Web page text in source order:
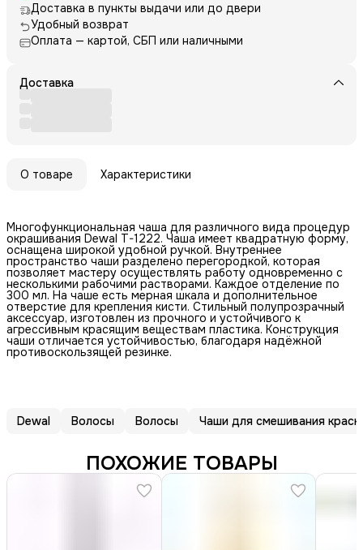
Доставка в пункты выдачи или до двери
Удобный возврат
Оплата — картой, СБП или наличными
Доставка
О товаре Характеристики
Многофункциональная чаша для различного вида процедур
окрашивания Dewal T-1222. Чаша имеет квадратную форму,
оснащена широкой удобной ручкой. Внутреннее
пространство чаши разделено перегородкой, которая
позволяет мастеру осуществлять работу одновременно с
несколькими рабочими растворами. Каждое отделение по
300 мл. На чаше есть мерная шкала и дополнительное
отверстие для крепления кисти. Стильный полупрозрачный
аксессуар, изготовлен из прочного и устойчивого к
агрессивным красящим веществам пластика. Конструкция
чаши отличается устойчивостью, благодаря надёжной
противоскользящей резинке.
Dewal Волосы Волосы Чаши для смешивания
ПОХОЖИЕ ТОВАРЫ